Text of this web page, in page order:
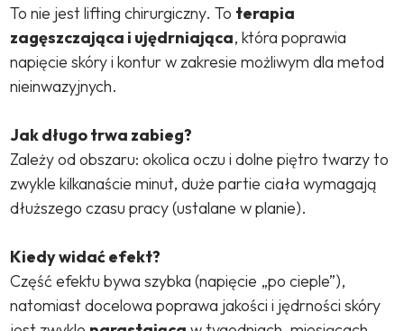
To nie jest lifting chirurgiczny. To terapia
zagęszczająca i ujędrniająca, która poprawia
napięcie skóry i kontur w zakresie możliwym dla metod
nieinwazyjnych.
Jak długo trwa zabieg?
Zależy od obszaru: okolica oczu i dolne piętro twarzy to
zwykle kilkanaście minut, duże partie ciała wymagają
dłuższego czasu pracy (ustalane w planie).
Kiedy widać efekt?
Część efektu bywa szybka (napięcie „po cieple”),
natomiast docelowa poprawa jakości i jędrności skóry